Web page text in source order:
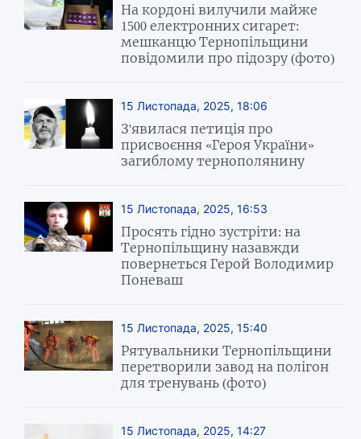
На кордоні вилучили майже
1500 електронних сигарет:
мешканцю Тернопільщини
повідомили про підозру (фото)
15 Листопада, 2025, 18:06
З'явилася петиція про
присвоєння «Героя України»
загиблому тернополянину
15 Листопада, 2025, 16:53
Просять гідно зустріти: на
Тернопільщину назавжди
повернеться Герой Володимир
Поневаш
15 Листопада, 2025, 15:40
Рятувальники Тернопільщини
перетворили завод на полігон
для тренувань (фото)
15 Листопада, 2025, 14:27